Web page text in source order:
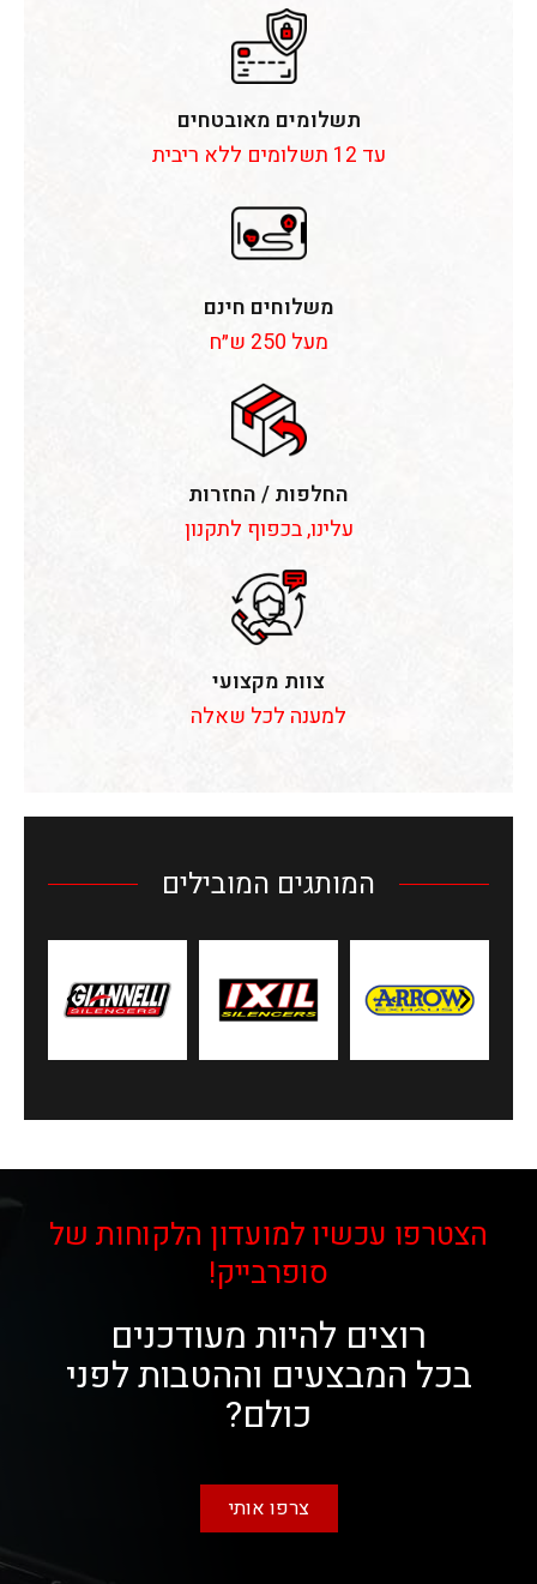
תשלומים מאובטחים
עד 12 תשלומים ללא ריבית
משלוחים חינם
מעל 250 ש״ח
החלפות / החזרות
עלינו, בכפוף לתקנון
צוות מקצועי
למענה לכל שאלה
המותגים המובילים
הצטרפו עכשיו למועדון הלקוחות של
סופרבייק!
רוצים להיות מעודכנים
בכל המבצעים וההטבות לפני
כולם?
צרפו אותי